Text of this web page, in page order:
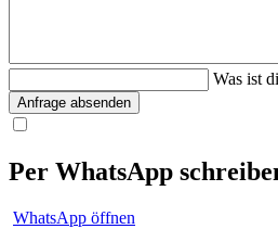
Was ist
Anfrage absenden
Per WhatsApp
WhatsApp öffnen